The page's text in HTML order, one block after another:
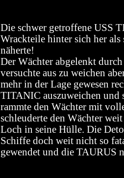
Die schwer getroffene USS
Wrackteile hinter sich her
näherte!
Der Wächter abgelenkt
versuchte aus zu weichen
mehr in der Lage gewesen
TITANIC auszuweichen und
rammte den Wächter mit
schleuderte den Wächter
Loch in seine Hülle. Die
Schiffe doch weit nicht so
gewendet und die TAURUS